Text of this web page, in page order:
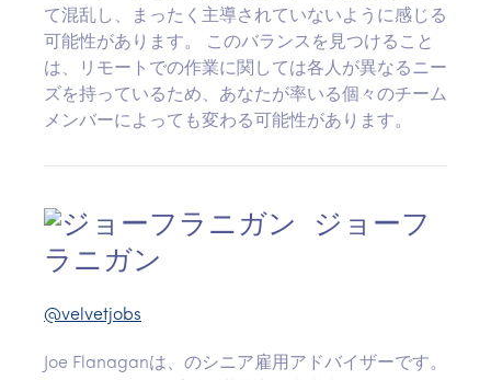
て混乱し、まったく主導されていないように感じる
可能性があります。 このバランスを見つけること
は、リモートでの作業に関しては各人が異なるニー
ズを持っているため、あなたが率いる個々のチーム
メンバーによっても変わる可能性があります。
ジョーフ
ラニガン
@velvetjobs
Joe Flanaganは、のシニア雇用アドバイザーです。